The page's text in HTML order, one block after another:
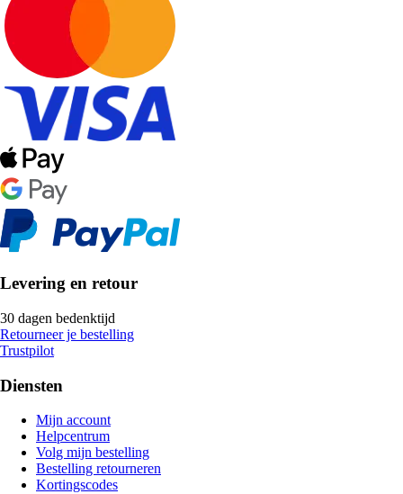
Levering en retour
30 dagen bedenktijd
Retourneer je bestelling
Trustpilot
Diensten
Mijn account
Helpcentrum
Volg mijn bestelling
Bestelling retourneren
Kortingscodes